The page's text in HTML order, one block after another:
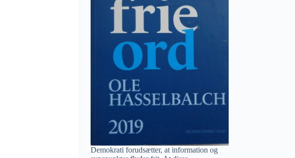
Demokrati forudsætter, at information og